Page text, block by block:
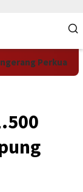
Perkuat